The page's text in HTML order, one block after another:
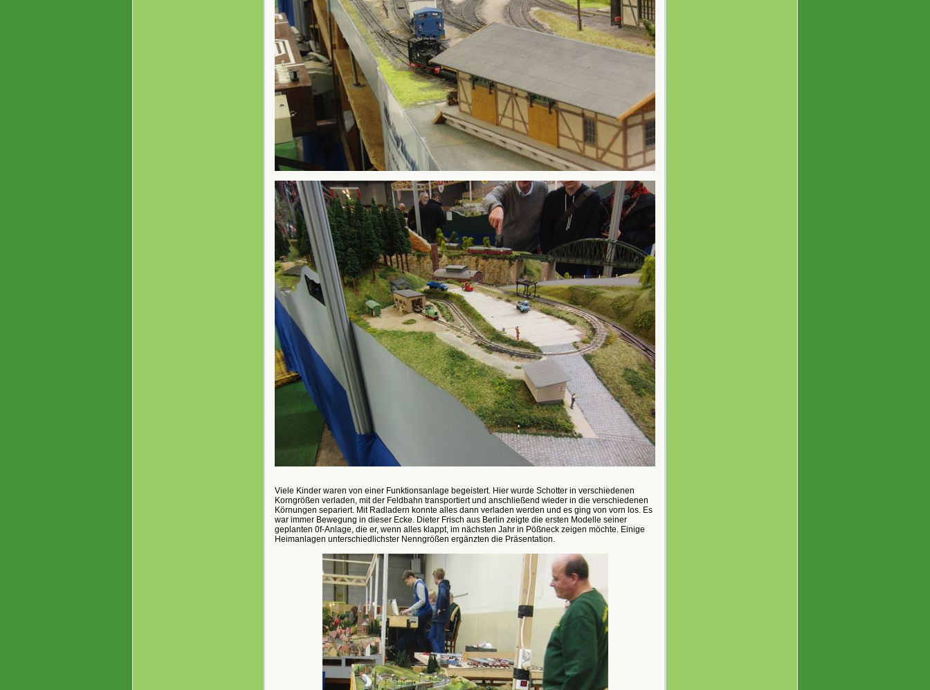
Viele Kinder waren von einer Funktionsanlage begeistert. Hier wurde Schotter in verschiedenen
Korngrößen verladen, mit der Feldbahn transportiert und anschließend wieder in die verschiedenen
Körnungen separiert. Mit Radladern konnte alles dann verladen werden und es ging von vorn los. Es
war immer Bewegung in dieser Ecke. Dieter Frisch aus Berlin zeigte die ersten Modelle seiner
geplanten 0f-Anlage, die er, wenn alles klappt, im nächsten Jahr in Pößneck zeigen möchte. Einige
Heimanlagen unterschiedlichster Nenngrößen ergänzten die Präsentation.